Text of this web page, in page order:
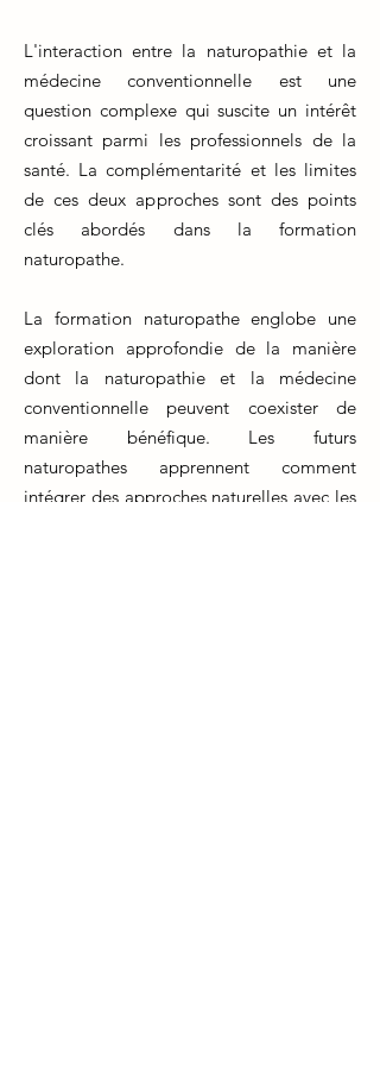
L'interaction entre la naturopathie et la
médecine conventionnelle est une
question complexe qui suscite un intérêt
croissant parmi les professionnels de la
santé. La complémentarité et les limites
de ces deux approches sont des points
clés abordés dans la formation
naturopathe.
La formation naturopathe englobe une
exploration approfondie de la manière
dont la naturopathie et la médecine
conventionnelle peuvent coexister de
manière bénéfique. Les futurs
naturopathes apprennent comment
intégrer des approches naturelles avec les